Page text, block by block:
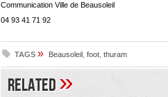
Communication Ville de Beausoleil
04 93 41 71 92
TAGS » Beausoleil foot thuram
Related»